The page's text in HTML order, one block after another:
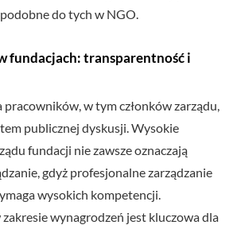
do tych w NGO.
fundacjach: transparentność i
w tym członków zarządu,
publicznej dyskusji. Wysokie
fundacji nie zawsze oznaczają
gdyż profesjonalne zarządzanie
wysokich kompetencji.
wynagrodzeń jest kluczowa dla